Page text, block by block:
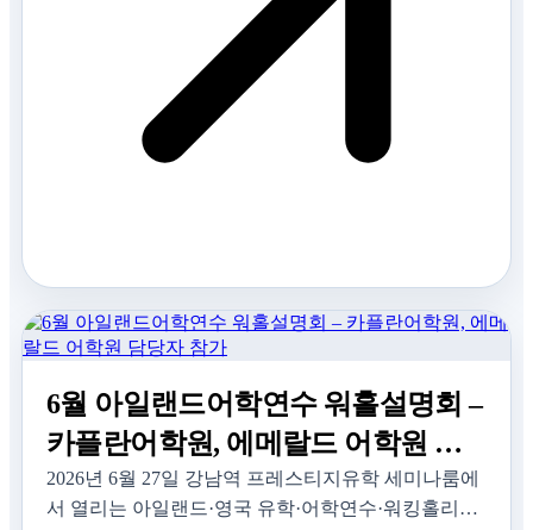
6월 아일랜드어학연수 워홀설명회 –
카플란어학원, 에메랄드 어학원 담
당자 참가
2026년 6월 27일 강남역 프레스티지유학 세미나룸에
서 열리는 아일랜드·영국 유학·어학연수·워킹홀리데